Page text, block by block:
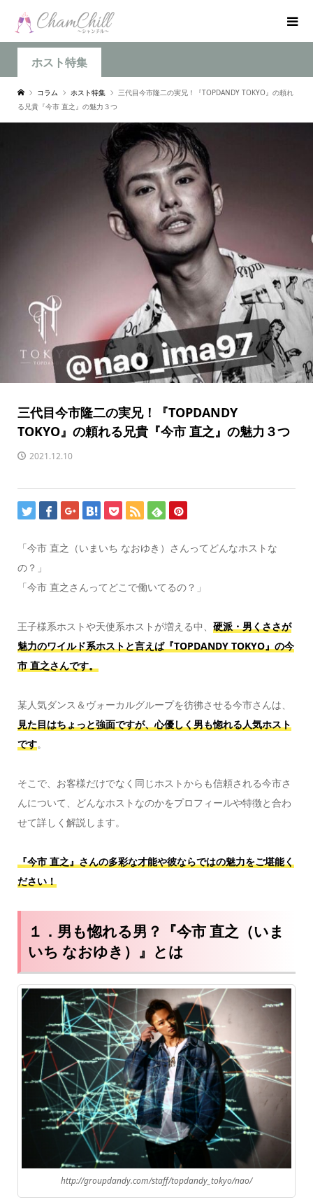
ホスト特集
コラム ホスト特集
三代目今市隆二の実兄！『TOPDANDY TOKYO』の頼れ
る兄貴『今市 直之』の魅力３つ
三代目今市隆二の実兄！『TOPDANDY
TOKYO』の頼れる兄貴『今市 直之』の魅力３つ
2021.12.10
「今市 直之（いまいち なおゆき）さんってどんなホストな
の？」
「今市 直之さんってどこで働いてるの？」
王子様系ホストや天使系ホストが増える中、 硬派・男くささが
魅力のワイルド系ホストと言えば『TOPDANDY TOKYO』の今
市 直之さんです。
某人気ダンス＆ヴォーカルグループを彷彿させる今市さんは、
見た目はちょっと強面ですが、心優しく男も惚れる人気ホスト
です。
そこで、お客様だけでなく同じホストからも信頼される今市さ
んについて、どんなホストなのかをプロフィールや特徴と合わ
せて詳しく解説します。
『今市 直之』さんの多彩な才能や彼ならではの魅力をご堪能く
ださい！
１．男も惚れる男？『今市 直之（いま
いち なおゆき）』とは
http://groupdandy.com/staff/topdandy_tokyo/nao/